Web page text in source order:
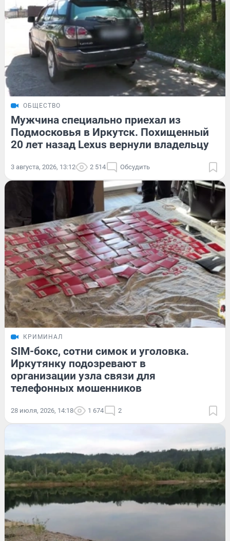
ОБЩЕСТВО
Мужчина специально приехал из
Подмосковья в Иркутск. Похищенный
20 лет назад Lexus вернули владельцу
3 августа, 2026, 13:12 2 514 Обсудить
КРИМИНАЛ
SIM-бокс, сотни симок и уголовка.
Иркутянку подозревают в
организации узла связи для
телефонных мошенников
28 июля, 2026, 14:18 1 674 2